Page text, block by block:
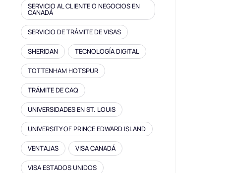
SERVICIO AL CLIENTE O NEGOCIOS EN
CANADÁ
SERVICIO DE TRÁMITE DE VISAS
SHERIDAN TECNOLOGÍA DIGITAL
TOTTENHAM HOTSPUR
TRÁMITE DE CAQ
UNIVERSIDADES EN ST. LOUIS
UNIVERSITY OF PRINCE EDWARD ISLAND
VENTAJAS VISA CANADÁ
VISA ESTADOS UNIDOS